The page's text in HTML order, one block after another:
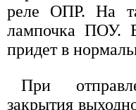
реле ОПР. На
лампочка ПОУ.
придет в
При
закрытия